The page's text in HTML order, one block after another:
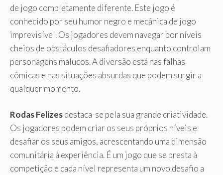
de jogo completamente diferente. Este jogo é
conhecido por seu humor negro e mecânica de jogo
imprevisível. Os jogadores devem navegar por níveis
cheios de obstáculos desafiadores enquanto controlam
personagens malucos. A diversão está nas falhas
cômicas e nas situações absurdas que podem surgir a
qualquer momento.
Rodas Felizesdestaca-se pela sua grande criatividade.
Os jogadores podem criar os seus próprios níveis e
desafiar os seus amigos, acrescentando uma dimensão
comunitária à experiência. É um jogo que se presta à
competição e cada nível representa um novo desafio a